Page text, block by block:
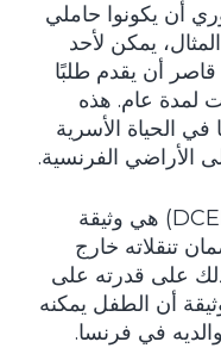
أن يكونوا حاملي
يمكن لأحد
أن يقدم طلبًا
لمدة عام. هذه
في الحياة الأسرية
الأراضي الفرنسية.
(DCEM) هي وثيقة
تنقلاته خارج
على قدرته على
أن الطفل يمكنه
في فرنسا.